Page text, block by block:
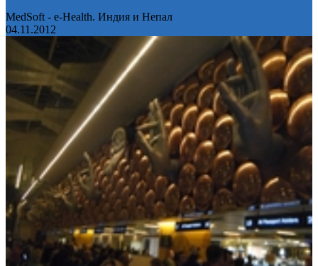
MedSoft - e-Health. Индия и Непал
04.11.2012